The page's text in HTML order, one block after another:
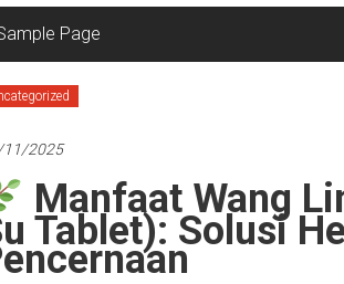
Page
11/2025
Manfaat Wang
Tablet): Solusi